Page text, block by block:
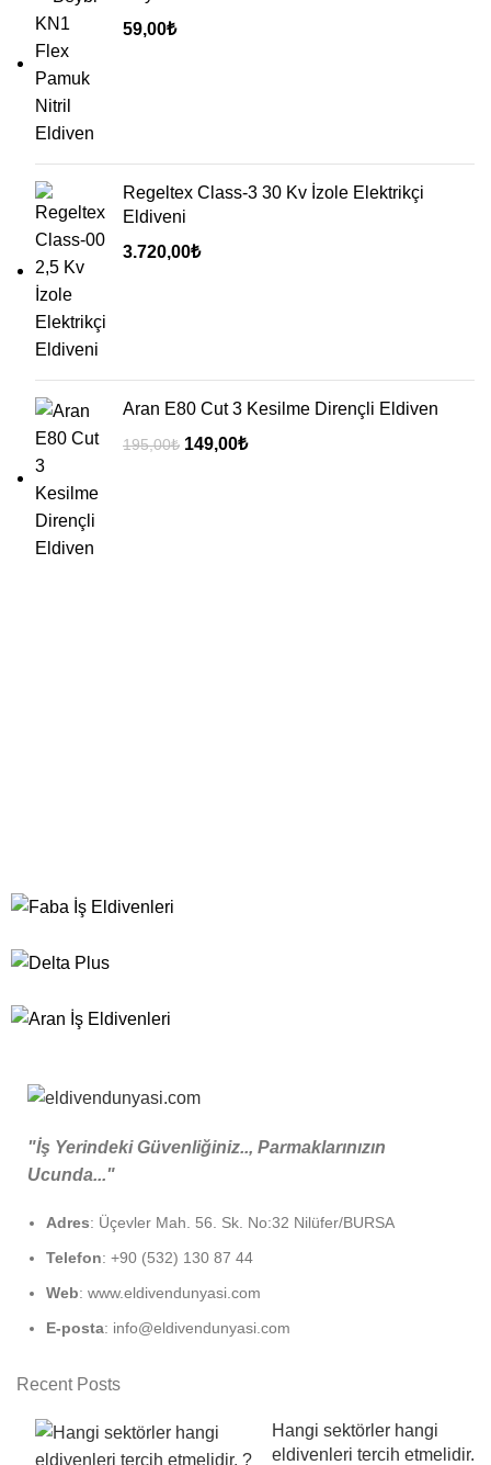
59,00₺
Regeltex Class-3 30 Kv İzole Elektrikçi
Eldiveni
3.720,00₺
Aran E80 Cut 3 Kesilme Dirençli Eldiven
195,00₺ 149,00₺
"İş Yerindeki Güvenliğiniz.., Parmaklarınızın
Ucunda..."
Adres: Üçevler Mah. 56. Sk. No:32 Nilüfer/BURSA
Telefon: +90 (532) 130 87 44
Web: www.eldivendunyasi.com
E-posta: info@eldivendunyasi.com
Recent Posts
Hangi sektörler hangi
eldivenleri tercih etmelidir.